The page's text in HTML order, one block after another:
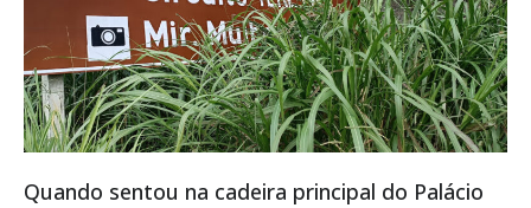
Quando sentou na cadeira principal do Palácio